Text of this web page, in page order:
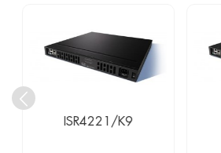
ISR4221/K9